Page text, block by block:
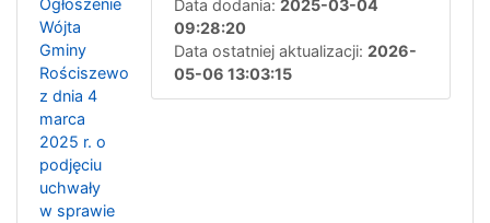
Ogłoszenie
Wójta
Gminy
Rościszewo
z dnia 4
marca
2025 r. o
podjęciu
uchwały
w sprawie
Data dodania: 2025-03-04
09:28:20
Data ostatniej aktualizacji: 2026-
05-06 13:03:15